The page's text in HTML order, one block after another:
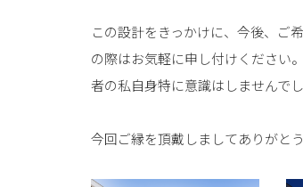
この設計をきっかけに、今後、ご
の際はお気軽に申し付けください
者の私自身特に意識はしませんで
今回ご縁を頂戴しましてありがと